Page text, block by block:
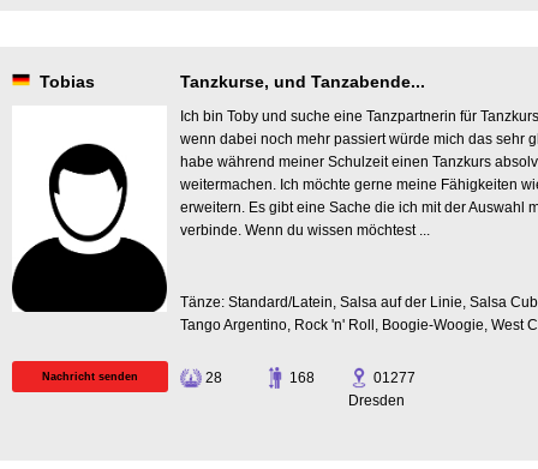
Tobias Tanzkurse, und Tanzabende...
Ich bin Toby und suche eine Tanzpartnerin für
wenn dabei noch mehr passiert würde mich das sehr
habe während meiner Schulzeit einen Tanzkurs
weitermachen. Ich möchte gerne meine Fähigkeiten
erweitern. Es gibt eine Sache die ich mit der Auswahl
verbinde. Wenn du wissen möchtest ...
Tänze: Standard/Latein, Salsa auf der Linie, Salsa
Tango Argentino, Rock 'n' Roll, Boogie-Woogie, West
Nachricht senden 28 168
01277
Dresden